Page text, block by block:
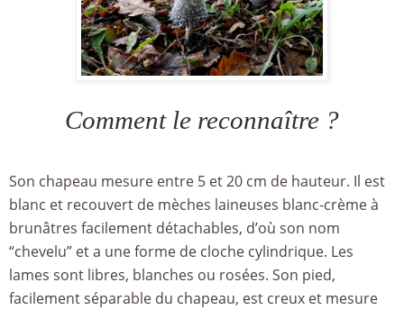
Comment le reconnaître ?
Son chapeau mesure entre 5 et 20 cm de hauteur. Il est
blanc et recouvert de mèches laineuses blanc-crème à
brunâtres facilement détachables, d’où son nom
“chevelu” et a une forme de cloche cylindrique. Les
lames sont libres, blanches ou rosées. Son pied,
facilement séparable du chapeau, est creux et mesure